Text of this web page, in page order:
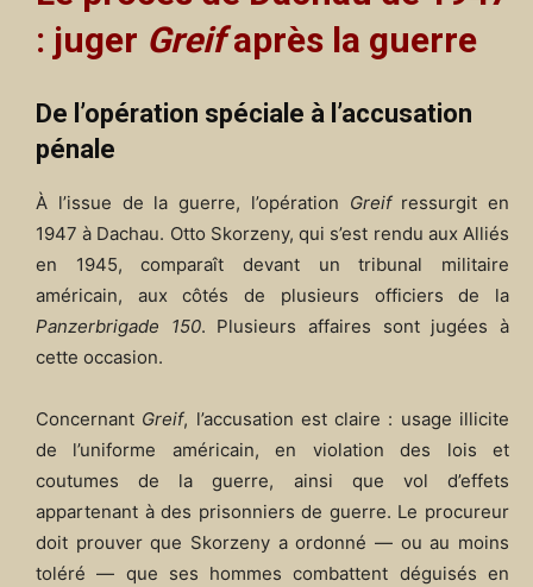
: juger Greifaprès la guerre
De l’opération spéciale à l’accusation
pénale
À l’issue de la guerre, l’opération Greifressurgit en
1947 à Dachau. Otto Skorzeny, qui s’est rendu aux Alliés
en 1945, comparaît devant un tribunal militaire
américain, aux côtés de plusieurs officiers de la
Panzerbrigade 150. Plusieurs affaires sont jugées à
cette occasion.
Concernant Greif, l’accusation est claire : usage illicite
de l’uniforme américain, en violation des lois et
coutumes de la guerre, ainsi que vol d’effets
appartenant à des prisonniers de guerre. Le procureur
doit prouver que Skorzeny a ordonné — ou au moins
toléré — que ses hommes combattent déguisés en